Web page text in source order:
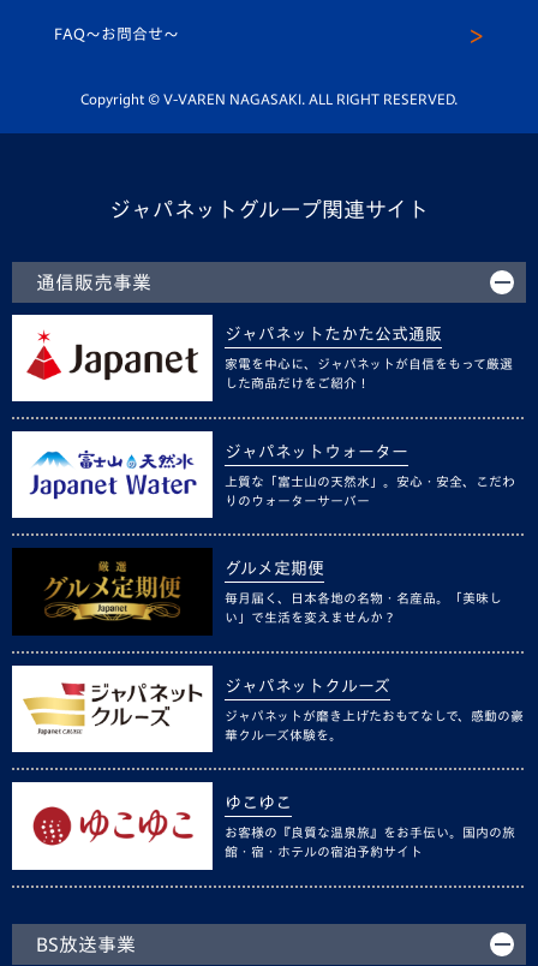
平和祈念活動
ホームタウン活動
スクール
FAQ〜お問合せ〜
Copyright © V-VAREN NAGASAKI. ALL RIGHT RESERVED.
ジャパネットグループ関連サイト
通信販売事業
ジャパネットたかた公式通販
家電を中心に、ジャパネットが自信をもって厳選
した商品だけをご紹介！
ジャパネットウォーター
上質な「富士山の天然水」。安心・安全、こだわ
りのウォーターサーバー
グルメ定期便
毎月届く、日本各地の名物・名産品。「美味し
い」で生活を変えませんか？
ジャパネットクルーズ
ジャパネットが磨き上げたおもてなしで、感動の豪
華クルーズ体験を。
ゆこゆこ
お客様の『良質な温泉旅』をお手伝い。国内の旅
館・宿・ホテルの宿泊予約サイト
BS放送事業